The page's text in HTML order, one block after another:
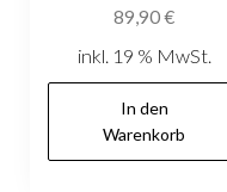
89,90€
inkl. 19 % MwSt.
In den
Warenkorb